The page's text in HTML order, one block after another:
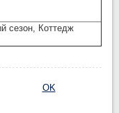
сезон, Коттедж
OK